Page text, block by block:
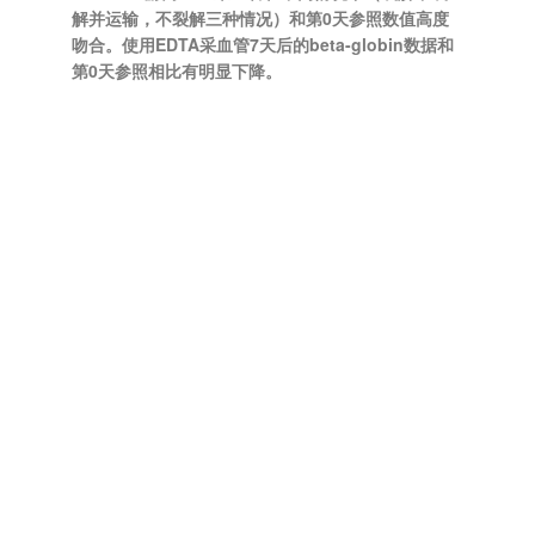
解并运输，不裂解三种情况）和第0天参照数值高度
吻合。使用EDTA采血管7天后的beta-globin数据和
第0天参照相比有明显下降。